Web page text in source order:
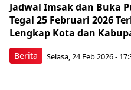
Berita
Jadwal Imsak dan Buka
Tegal 25 Februari 2026
Lengkap Kota dan
Selasa, 24 Feb 2026 -